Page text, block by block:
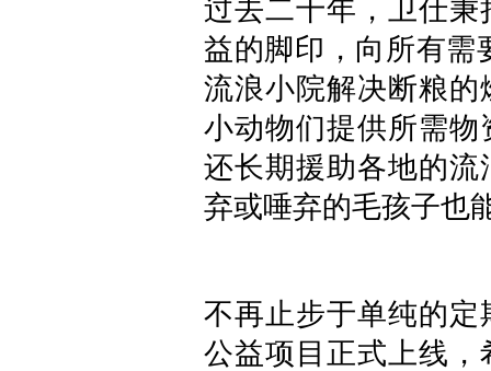
过去二十年，卫仕
益的脚印，向所有需
流浪小院解决断粮
小动物们提供所需
还长期援助各地的
弃或唾弃的毛孩子也
不再止步于单纯的定
公益项目正式上线